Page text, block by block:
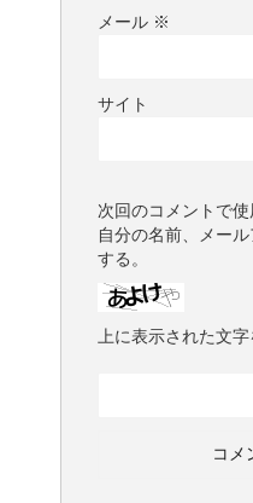
メール ※
サイト
次回のコメントで
自分の名前、メー
する。
上に表示された文